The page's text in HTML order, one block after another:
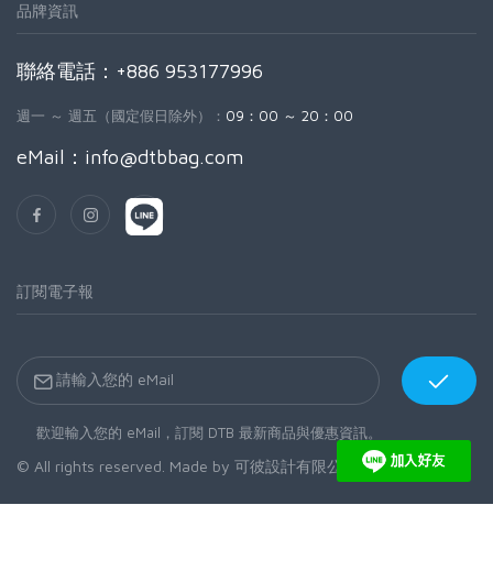
品牌資訊
聯絡電話：+886 953177996
週一 ～ 週五（國定假日除外）： 09：00 ～ 20：00
eMail： info@dtbbag.com
訂閱電子報
歡迎輸入您的 eMail，訂閱 DTB 最新商品與優惠資訊。
© All rights reserved. Made by 可彼設計有限公司